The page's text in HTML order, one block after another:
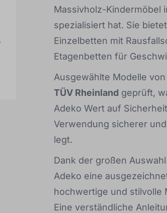
Massivholz-Kindermöbel
spezialisiert hat. Sie
Einzelbetten mit
Etagenbetten für
Ausgewählte Modelle
TÜV Rheinland geprüft,
Adeko Wert auf
Verwendung sicherer
legt.
Dank der großen
Adeko eine
hochwertige und stilvolle
Eine verständliche